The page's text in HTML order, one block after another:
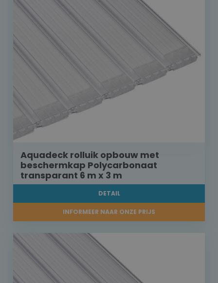
Aquadeck rolluik opbouw met
beschermkap Polycarbonaat
transparant 6 m x 3 m
DETAIL
INFORMEER NAAR ONZE PRIJS